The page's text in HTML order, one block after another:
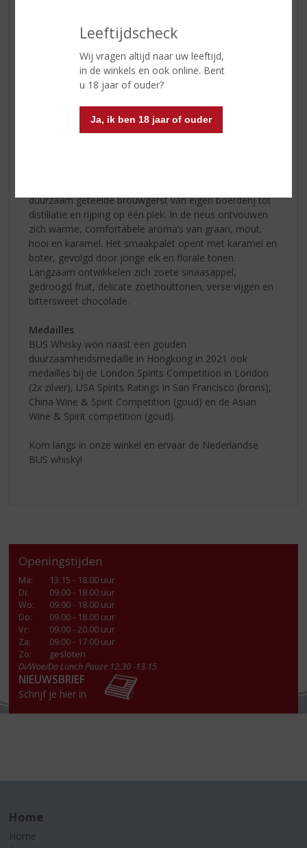
Leeftijdscheck
Wij vragen altijd naar uw leeftijd,
in de winkels en ook online. Bent
u 18 jaar of ouder?
Ja, ik ben 18 jaar of ouder
productiemethoden toe te passen, dragen zij actief bij
aan het behoud van de natuur, verkleinen zij hun
ecologische voetafdruk, versterken zij de lokale
gemeenschap en werken zij samen aan een betere
wereld. Zij zetten zich in om verspilling te verminderen
topkwaliteit is, maar ook met respect voor de planeet is
gemaakt. "Samen drinken we met elk glas de wereld
duurzaam geteelde brouwgerst van eigen boerderij tot
distillatie en rijping op één plek. In de neus ontvouwen
zich warme, comfortabele aroma’s van graan, mout,
hooi en karamel. Het smaakpalet opent met karamel en
boter, gevolgd door jonge eik en florale tonen.
Langzaam ontwikkelen zich zoete sinaasappel,
gedroogd fruit, delicate zoethouttonen, verse vijgen en
bittersweet chocolade.
Medailles
BUS Whisky won naast een gouden
duurzaamheidsmedaille in Hongkong in 2021 ook
medailles bij de London Spirits Competition in London
(2x zilver), USA Spirits Ratings in San Francisco (brons),
China Wine & Spirit Competition (goud) en de Asian
Wine & Spirit competition (goud).
Kom langs in onze winkel en ervaar de Nederlandse
BUS whisky!
Openingstijden
Ma:
13.15 - 18.00 uur
Di:
09.00 - 18.00 uur
Wo:
09.00 - 18.00 uur
Do:
09.00 - 18.00 uur
Vr:
09.00 - 20.00 uur
Za:
09.00 - 17.00 uur
Zo:
gesloten
Di/Woe/Do Lunch Pauze 12.30 -13.15
NIEUWSBRIEF
Schrijf je hier in
Home
Home